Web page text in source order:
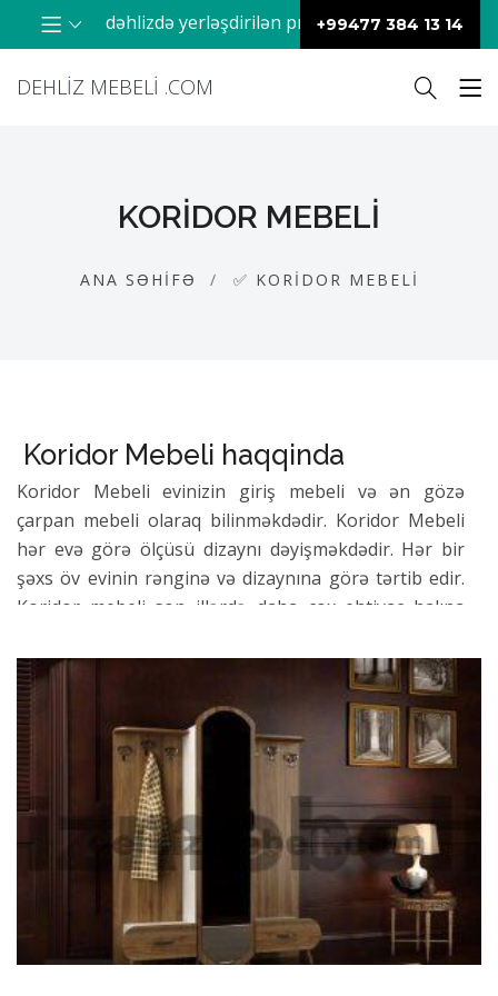
dəhlizdə yerləşdirilən praktik və dekorativ mebel
+99477 384 13 14
DEHLIZ MEBELI .COM
KORIDOR MEBELI
ANA SƏHIFƏ ✅ KORIDOR MEBELI
Koridor Mebeli haqqinda
Koridor Mebeli evinizin giriş mebeli və ən gözə
çarpan mebeli olaraq bilinməkdədir. Koridor Mebeli
hər evə görə ölçüsü dizaynı dəyişməkdədir. Hər bir
şəxs öv evinin rənginə və dizaynına görə tərtib edir.
Koridor mebeli son illərdə daha çox ehtiyac halına
verilməkdədir.
Koridor Mebelleri hazırlanması
Koridor Mebelleri hazırlanarkən müxtəlif
materiallarda hazırlanıb təhfil verilir. Koridor
mebelleri laminat mdf boya olaraq müxtəlif
materiallara bölünür. Karidor mebelleri bu tərkiblərə
əsasən müxtəlif rənglərdə təyin olunur. Rəng
seçimində isə müştərilərə geniş bir katoloq verilir, və
müştərilər karidor mebelleri seçməkləri üçün peşəkar
dizaynerlə həvalə olunur. Bu səbəbdən sizin evinizə